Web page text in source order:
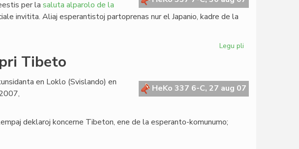
per la saluta alparolo de la
invitita. Aliaj esperantistoj partoprenas nur el Japanio, kadre de la
Legu pli
kongreso
Tibeto
HeKo 337 6-C, 27 aug 07
en Loklo (Svislando) en
deklaroj koncerne Tibeton, ene de la esperanto-komunumo;